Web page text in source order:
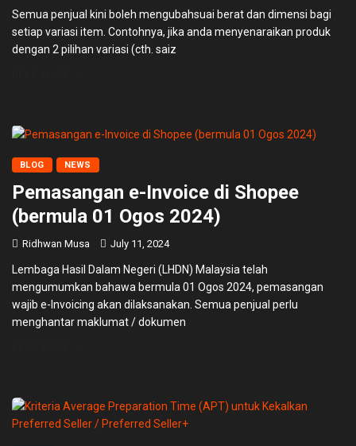
Semua penjual kini boleh mengubahsuai berat dan dimensi bagi
setiap variasi item. Contohnya, jika anda menyenaraikan produk
dengan 2 pilihan variasi (cth. saiz
BLOG NEWS
Pemasangan e-Invoice di Shopee
(bermula 01 Ogos 2024)
Ridhwan Musa July 11, 2024
Lembaga Hasil Dalam Negeri (LHDN) Malaysia telah
mengumumkan bahawa bermula 01 Ogos 2024, pemasangan
wajib e-Invoicing akan dilaksanakan. Semua penjual perlu
menghantar maklumat / dokumen